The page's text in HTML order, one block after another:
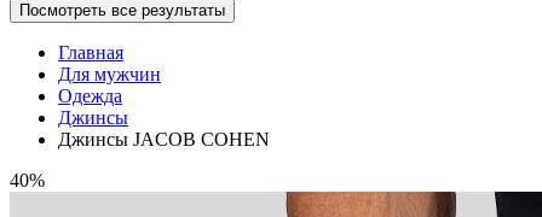
Посмотреть все результаты
Главная
Для мужчин
Одежда
Джинсы
Джинсы JACOB COHEN
40%